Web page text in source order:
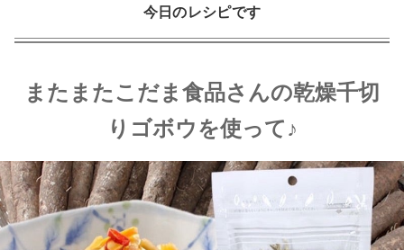
今日のレシピです
またまたこだま食品さんの乾燥千切
りゴボウを使って♪